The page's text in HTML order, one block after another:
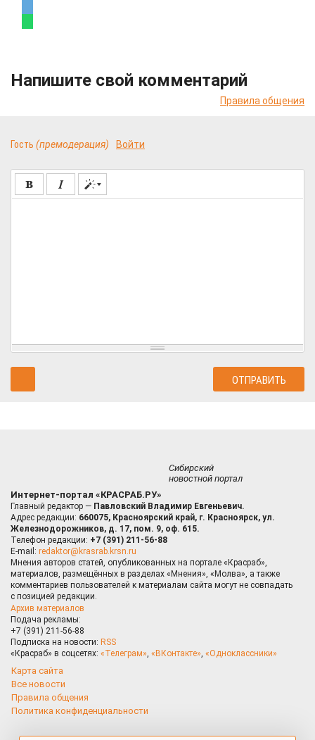
Напишите свой комментарий
Правила общения
Гость (премодерация) Войти
Сибирский
новостной портал
Интернет-портал «КРАСРАБ.РУ»
Главный редактор — Павловский Владимир Евгеньевич.
Адрес редакции: 660075, Красноярский край, г. Красноярск, ул.
Железнодорожников, д. 17, пом. 9, оф. 615.
Телефон редакции: +7 (391) 211-56-88
E-mail: redaktor@krasrab.krsn.ru
Мнения авторов статей, опубликованных на портале «Красраб»,
материалов, размещённых в разделах «Мнения», «Молва», а также
комментариев пользователей к материалам сайта могут не совпадать
с позицией редакции.
Архив материалов
Подача рекламы:
+7 (391) 211-56-88
Подписка на новости: RSS
«Красраб» в соцсетях: «Телеграм», «ВКонтакте», «Одноклассники»
Карта сайта
Все новости
Правила общения
Политика конфиденциальности